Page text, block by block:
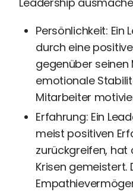
Persönlichkeit: Ein
durch eine
gegenüber
emotionale
Mitarbeiter
Erfahrung: Ein
meist positiven
zurückgreifen,
Krisen gemeistert.